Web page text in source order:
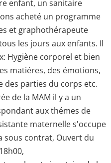
enfant, un sanitaire
acheté un programme
et graphothérapeute
les jours aux enfants. Il
Hygiène corporel et bien
matiéres, des émotions,
des parties du corps etc.
de la MAM il y a un
aux thémes de
maternelle s'occupe
sous contrat, Ouvert du